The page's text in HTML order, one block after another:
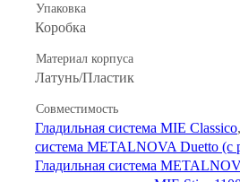
Упаковка
Коробка
Материал корпуса
Латунь/Пластик
Совместимость
Гладильная система MIE Classico,
система METALNOVA Duetto (с
Гладильная система